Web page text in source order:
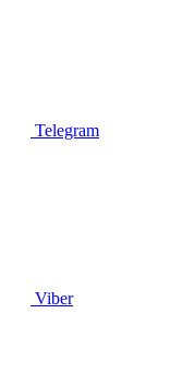
Telegram
Viber